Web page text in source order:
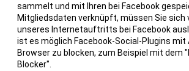
sammelt und mit Ihren bei Facebook
Mitgliedsdaten verknüpft, müssen Sie sich
unseres Internetauftritts bei Facebook
ist es möglich Facebook-Social-Plugins mit
Browser zu blocken, zum Beispiel mit dem
Blocker".